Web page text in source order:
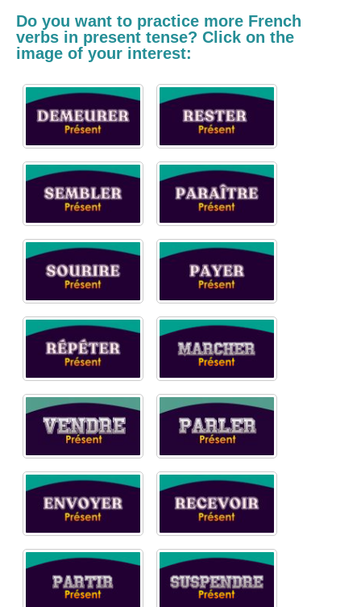
Do you want to practice more French
verbs in present tense? Click on the
image of your interest: